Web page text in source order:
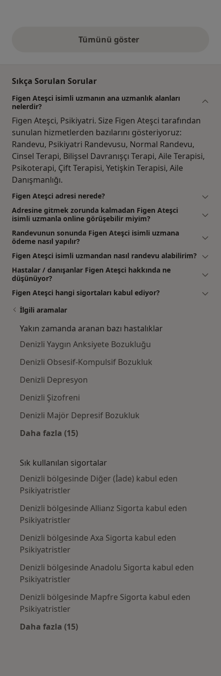
Tümünü gösteryukarıdaki görüşler
Sıkça Sorulan Sorular
Figen Ateşci isimli uzmanın ana uzmanlık alanları
nelerdir?
Figen Ateşci, Psikiyatri. Size Figen Ateşci tarafından
sunulan hizmetlerden bazılarını gösteriyoruz:
Randevu, Psikiyatri Randevusu, Normal Randevu,
Cinsel Terapi, Bilişsel Davranışçı Terapi, Aile Terapisi,
Psikoterapi, Çift Terapisi, Yetişkin Terapisi, Aile
Danışmanlığı.
Figen Ateşci adresi nerede?
Adresine gitmek zorunda kalmadan Figen Ateşci
isimli uzmanla online görüşebilir miyim?
Randevunun sonunda Figen Ateşci isimli uzmana
ödeme nasıl yapılır?
Figen Ateşci isimli uzmandan nasıl randevu alabilirim?
Hastalar / danışanlar Figen Ateşci hakkında ne
düşünüyor?
Figen Ateşci hangi sigortaları kabul ediyor?
İlgili aramalar
Yakın zamanda aranan bazı hastalıklar
Denizli Yaygın Anksiyete Bozukluğu
Denizli Obsesif-Kompulsif Bozukluk
Denizli Depresyon
Denizli Şizofreni
Denizli Majör Depresif Bozukluk
Daha fazla (15)
Sık kullanılan sigortalar
Denizli bölgesinde Diğer (İade) kabul eden
Psikiyatristler
Denizli bölgesinde Allianz Sigorta kabul eden
Psikiyatristler
Denizli bölgesinde Axa Sigorta kabul eden
Psikiyatristler
Denizli bölgesinde Anadolu Sigorta kabul eden
Psikiyatristler
Denizli bölgesinde Mapfre Sigorta kabul eden
Psikiyatristler
Daha fazla (15)